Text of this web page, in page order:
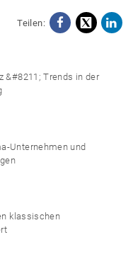
Teilen: X
&#8211; Trends in der
Unternehmen und
klassischen